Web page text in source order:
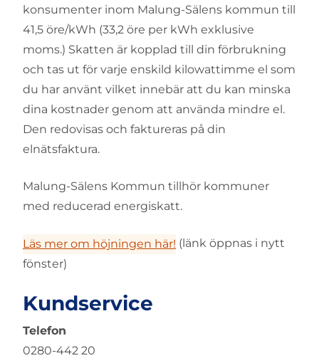
konsumenter inom Malung-Sälens kommun till
41,5 öre/kWh (33,2 öre per kWh exklusive
moms.) Skatten är kopplad till din förbrukning
och tas ut för varje enskild kilowattimme el som
du har använt vilket innebär att du kan minska
dina kostnader genom att använda mindre el.
Den redovisas och faktureras på din
elnätsfaktura.
Malung-Sälens Kommun tillhör kommuner
med reducerad energiskatt.
Läs mer om höjningen här! (länk öppnas i nytt
fönster)
Kundservice
Telefon
0280-442 20